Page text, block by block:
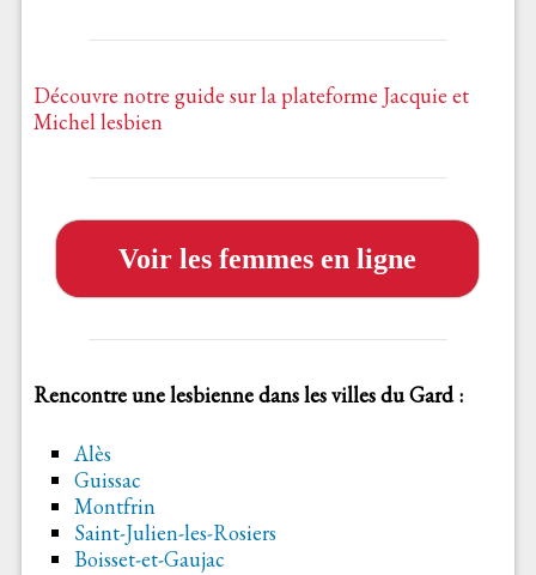
Découvre notre guide sur la plateforme Jacquie et
Michel lesbien
Voir les femmes en ligne
Rencontre une lesbienne dans les villes du Gard :
Alès
Guissac
Montfrin
Saint-Julien-les-Rosiers
Boisset-et-Gaujac